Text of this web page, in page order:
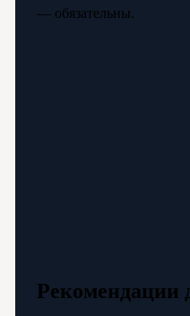
— обязательны.
Рекомендации